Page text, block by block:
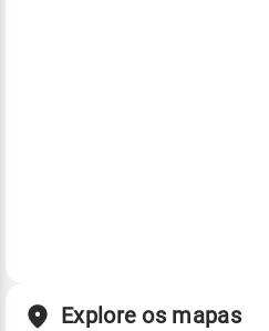
Explore os mapas